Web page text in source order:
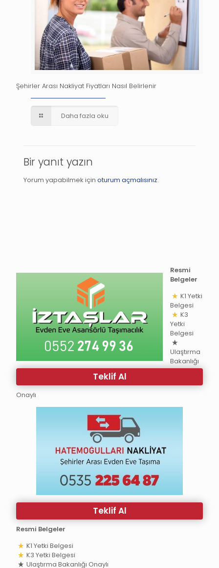
Şehirler Arası Nakliyat Fiyatları Nasıl Belirlenir
Daha fazla oku
Bir yanıt yazın
Yorum yapabilmek için oturum açmalısınız.
Teklif Al
Resmi
Belgeler
K1 Yetki
Belgesi
K3
Yetki
Belgesi
Ulaştırma
Bakanlığı
Onaylı
Teklif Al
Resmi Belgeler
K1 Yetki Belgesi
K3 Yetki Belgesi
Ulaştırma Bakanlığı Onaylı